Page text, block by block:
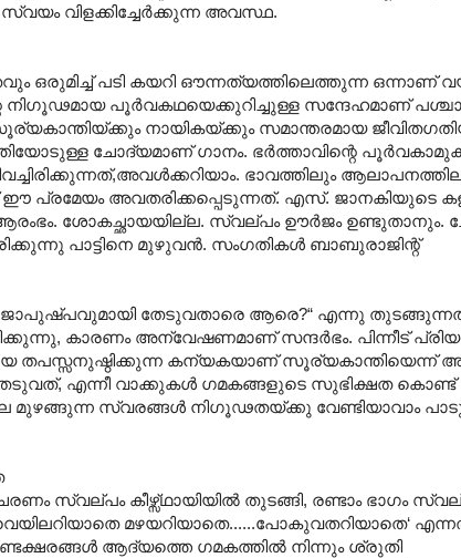
വിളക്കിച്ചേര്‍ക്കുന്ന അവസ്ഥ.
പടി കയറി ഔന്നത്യത്തിലെത്തുന്ന ഒന്നാണ്
നിഗൂഢമായ പൂര്‍വകഥയെക്കുറിച്ചുള്ള സന്ദേഹമാണ്
നായികയ്ക്കും സമാന്തരമായ
ചോദ്യമാണ് ഗാനം. ഭര്‍ത്താവിന്റെ
ഭാവത്തിലും
പ്രമേയം അവതരിക്കപ്പെടുന്നത്. എസ്. ജാനകിയുടെ
ശോകച്ഛായയില്ല. സ്വല്പം ഊര്‍ജം ഉണ്ടുതാനും.
പാട്ടിനെ മുഴുവന്‍. സംഗതികള്‍ ബാബുരാജിന്റ്
തേടുവതാരെ ആരെ?“ എന്നു
കാരണം അന്വേഷണമാണ് സന്ദര്‍ഭം. പിന്നീട്
തപസ്സനുഷ്ഠിക്കുന്ന കന്യകയാണ് സൂര്യകാന്തിയെന്ന്
എന്നീ വാക്കുകള്‍ ഗമകങ്ങളുടെ സുഭിക്ഷത കൊണ്ട്
സ്വരങ്ങള്‍ നിഗൂഢതയ്ക്കു വേണ്ടിയാവാം
സ്വല്പം കീഴ്സ്ഥായിയില്‍ തുടങ്ങി, രണ്ടാം ഭാഗം
മഴയറിയാതെ......പോകുവതറിയാതെ‘
ആ‍ദ്യത്തെ ഗമകത്തില്‍ നിന്നും ശ്രുതി